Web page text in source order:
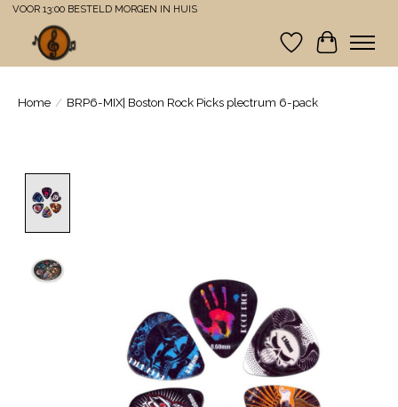
VOOR 13:00 BESTELD MORGEN IN HUIS
Verlanglijst
Home / BRP6-MIX| Boston Rock Picks plectrum 6-pack